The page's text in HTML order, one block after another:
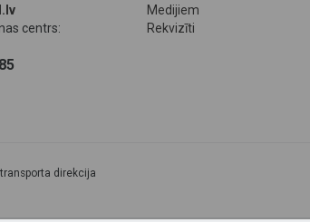
centrs:
Medijiem
Rekvizīti
direkcija